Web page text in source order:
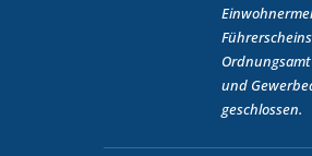
Ordnungsamt
und
geschlossen.